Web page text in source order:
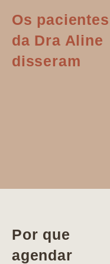
Os pacientes
da Dra Aline
disseram
Por que
agendar